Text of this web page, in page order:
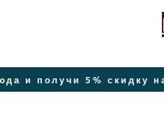
и получи 5% скидку